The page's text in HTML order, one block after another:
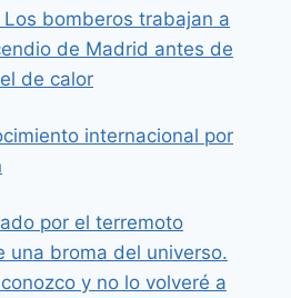
bomberos trabajan a
de Madrid antes de
de calor
internacional por
por el terremoto
una broma del universo.
y no lo volveré a